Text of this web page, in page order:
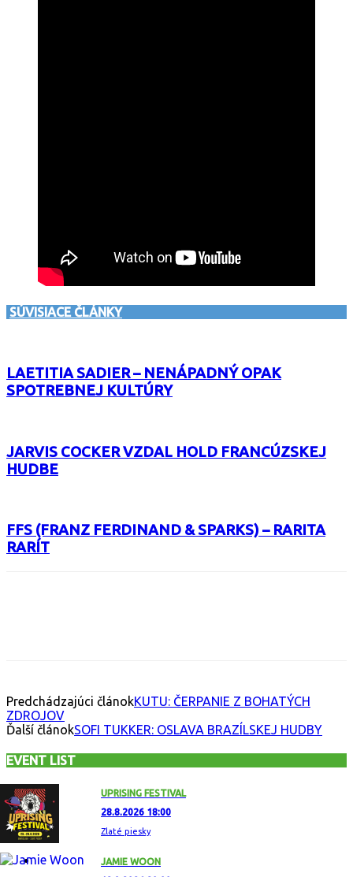
SÚVISIACE ČLÁNKY
LAETITIA SADIER – NENÁPADNÝ OPAK
SPOTREBNEJ KULTÚRY
JARVIS COCKER VZDAL HOLD FRANCÚZSKEJ
HUDBE
FFS (FRANZ FERDINAND & SPARKS) – RARITA
RARÍT
Predchádzajúci článokKUTU: ČERPANIE Z BOHATÝCH
ZDROJOV
Ďalší článokSOFI TUKKER: OSLAVA BRAZÍLSKEJ HUDBY
EVENT LIST
UPRISING FESTIVAL
28.8.2026 18:00
Zlaté piesky
JAMIE WOON